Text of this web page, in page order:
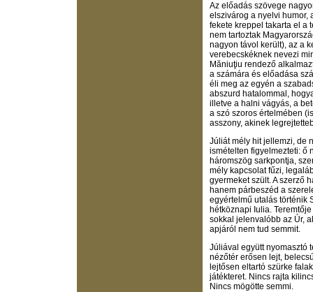
Az előadás szövege
elszivárog a nyelvi humor,
fekete kreppel takarta el a
nem tartoztak
nagyon távol került), az a
verebecskéknek nevezi
Măniuţiu rendező
a számára és előadása
éli meg az egyén a
abszurd hatalommal,
illetve a halni vágyás, a
a szó szoros értelmében
asszony, akinek
Júliát mély hit jellemzi, de
ismételten figyelmezteti: ő
háromszög sarkpontja,
mély kapcsolat fűzi,
gyermeket szült. A szerző
hanem párbeszéd a
egyértelmű utalás történik
hétköznapi Iulia.
sokkal jelenvalóbb az Úr,
apjáról nem tud semmit.
Júliával együtt nyomasztó
nézőtér erősen lejt,
lejtősen eltartó szürke
játékteret. Nincs rajta
Nincs mögötte semmi.